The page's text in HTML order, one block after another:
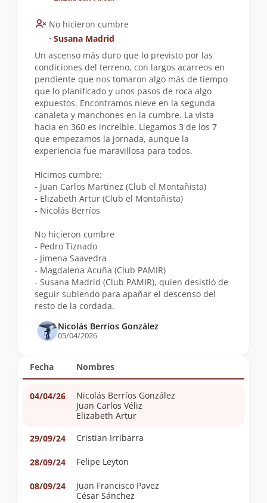
Fecha Nombres
04/04/26
Nicolás Berríos González
Juan Carlos Véliz
Elizabeth Artur
29/09/24
Cristian Irribarra
28/09/24 Felipe Leyton
08/09/24
Juan Francisco Pavez
César Sánchez
No hicieron cumbre
∙ Susana Madrid
Un ascenso más duro que lo previsto por las
condiciones del terreno, con largos acarreos en
pendiente que nos tomaron algo más de tiempo
que lo planificado y unos pasos de roca algo
expuestos. Encontramos nieve en la segunda
canaleta y manchones en la cumbre. La vista
hacia en 360 es increíble. Llegamos 3 de los 7
que empezamos la jornada, aunque la
experiencia fue maravillosa para todos.
Hicimos cumbre:
- Juan Carlos Martinez (Club el Montañista)
- Elizabeth Artur (Club el Montañista)
- Nicolás Berríos
No hicieron cumbre
- Pedro Tiznado
- Jimena Saavedra
- Magdalena Acuña (Club PAMIR)
- Susana Madrid (Club PAMIR), quien desistió de
seguir subiendo para apañar el descenso del
resto de la cordada.
Nicolás Berríos González
05/04/2026